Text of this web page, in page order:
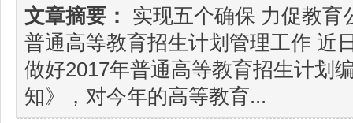
文章摘要：
实现五个确保 力促教育
普通高等教育招生计划管理工作 近
做好2017年普通高等教育招生计划
知》，对今年的高等教育...